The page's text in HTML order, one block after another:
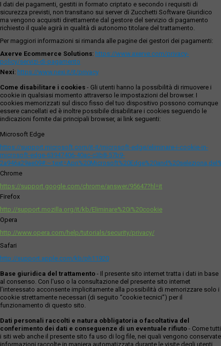
I dati dei pagamenti, gestiti in formato criptato e secondo i requisiti di
sicurezza previsti, non transitano sui server di Zucchetti Software Giuridico
ma vengono acquisiti direttamente dal gestore del servizio di pagamento
richiesto il quale agirà in qualità di autonomo titolare del trattamento.
Per maggiori informazioni si rimanda alle pagine dei gestori dei pagamenti:
Axerve Ecommerce Solutions: https://www.axerve.com/privacy-
policy/servizi-di-pagamento
Nexi: https://www.nexi.it/it/privacy
Come disabilitare i cookies - Gli utenti hanno la possibilità di rimuovere i
cookie in qualsiasi momento attraverso le impostazioni del browser. I
cookies memorizzati sul disco fisso del tuo dispositivo possono comunque
essere cancellati ed è inoltre possibile disabilitare i cookies seguendo le
indicazioni fornite dai principali browser, ai link seguenti:
Microsoft Edge
https://support.microsoft.com/it-it/microsoft-edge/eliminare-i-cookie-in-
microsoft-edge-63947406-40ac-c3b8-57b9-
Chrome
https://support.google.com/chrome/answer/95647?hl=it
Firefox
http://support.mozilla.org/it/kb/Eliminare%20i%20cookie
Opera
http://www.opera.com/help/tutorials/security/privacy/
Safari
http://support.apple.com/kb/ph11920
Base giuridica del trattamento - Il presente sito internet tratta i dati in base
al consenso. Con l'uso o la consultazione del presente sito internet
l’interessato acconsente implicitamente alla possibilità di memorizzare solo i
cookie strettamente necessari (di seguito “cookie tecnici”) per il
funzionamento di questo sito.
Dati personali raccolti e natura obbligatoria o facoltativa del
conferimento dei dati e conseguenze di un eventuale rifiuto - Come tutti
i siti web anche il presente sito fa uso di log file, nei quali vengono conservate
informazioni raccolte in maniera automatizzata durante le visite degli utenti.